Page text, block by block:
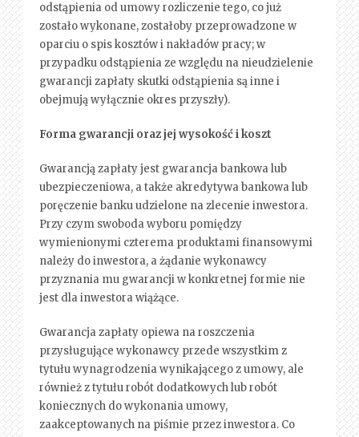
odstąpienia od umowy rozliczenie tego, co już
zostało wykonane, zostałoby przeprowadzone w
oparciu o spis kosztów i nakładów pracy; w
przypadku odstąpienia ze względu na nieudzielenie
gwarancji zapłaty skutki odstąpienia są inne i
obejmują wyłącznie okres przyszły).
Forma gwarancji oraz jej wysokość i koszt
Gwarancją zapłaty jest gwarancja bankowa lub
ubezpieczeniowa, a także akredytywa bankowa lub
poręczenie banku udzielone na zlecenie inwestora.
Przy czym swoboda wyboru pomiędzy
wymienionymi czterema produktami finansowymi
należy do inwestora, a żądanie wykonawcy
przyznania mu gwarancji w konkretnej formie nie
jest dla inwestora wiążące.
Gwarancja zapłaty opiewa na roszczenia
przysługujące wykonawcy przede wszystkim z
tytułu wynagrodzenia wynikającego z umowy, ale
również z tytułu robót dodatkowych lub robót
koniecznych do wykonania umowy,
zaakceptowanych na piśmie przez inwestora. Co